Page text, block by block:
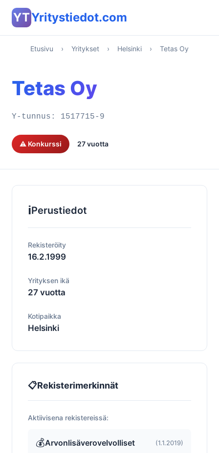
YTYritystiedot.com
Etusivu › Yritykset › Helsinki › Tetas Oy
Tetas Oy
Y-tunnus: 1517715-9
⚠️ Konkurssi 27 vuotta
ℹ️Perustiedot
Rekisteröity
16.2.1999
Yrityksen ikä
27 vuotta
Kotipaikka
Helsinki
📋Rekisterimerkinnät
Aktiivisena rekistereissä:
💰Arvonlisäverovelvolliset (1.1.2019)